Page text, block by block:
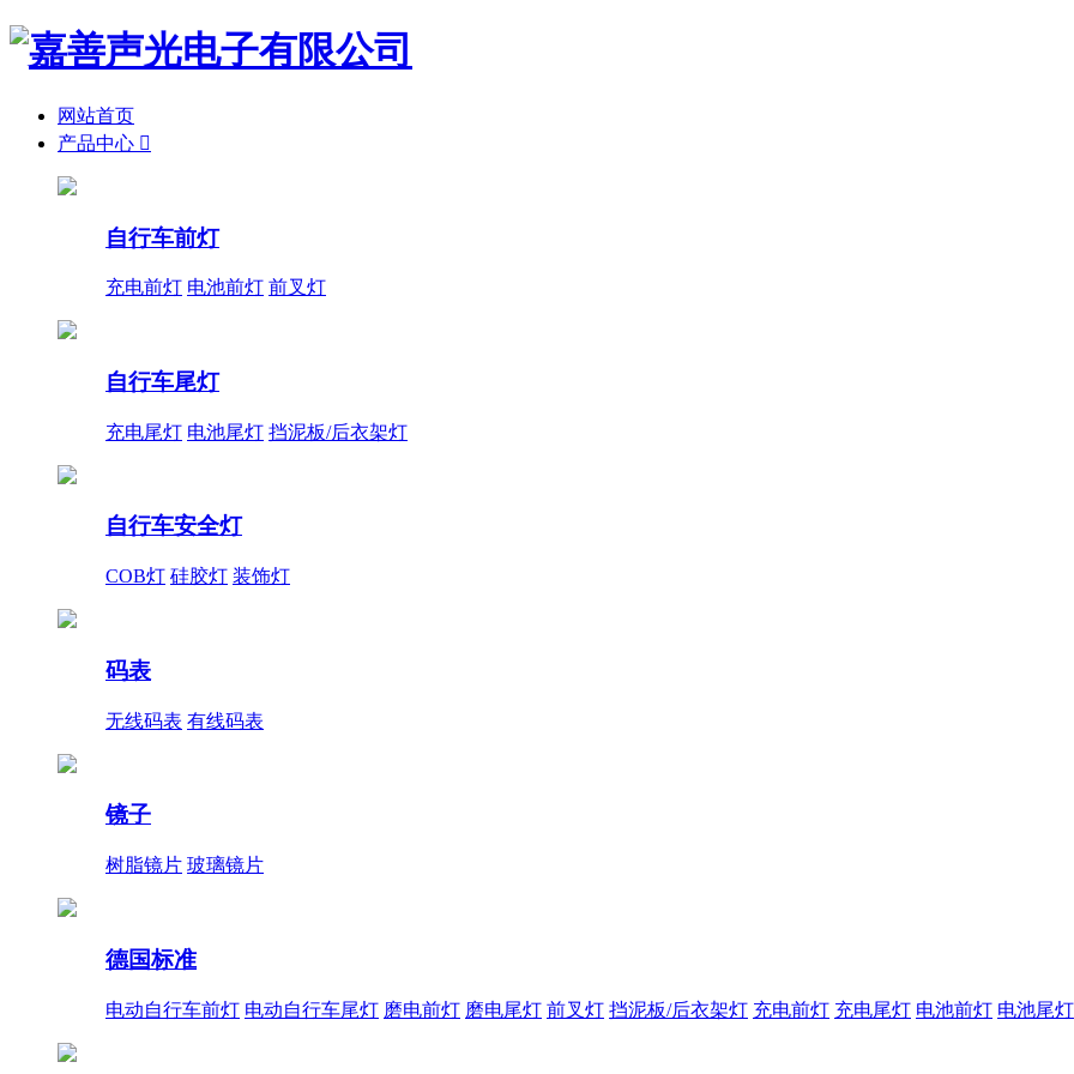
网站首页
产品中心 
自行车前灯
充电前灯 电池前灯 前叉灯
自行车尾灯
充电尾灯 电池尾灯 挡泥板/后衣架灯
自行车安全灯
COB灯 硅胶灯 装饰灯
码表
无线码表 有线码表
镜子
树脂镜片 玻璃镜片
德国标准
电动自行车前灯 电动自行车尾灯 磨电前灯 磨电尾灯 前叉灯 挡泥板/后衣架灯 充电前灯 充电尾灯 电池前灯 电池尾灯